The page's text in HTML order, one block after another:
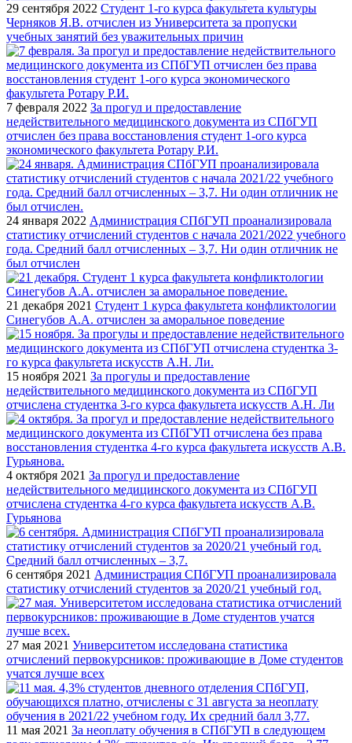
29 сентября 2022 Студент 1-го курса факультета культуры
Черняков Я.В. отчислен из Университета за пропуски
учебных занятий без уважительных причин
7 февраля 2022 За прогул и предоставление
недействительного медицинского документа из СПбГУП
отчислен без права восстановления студент 1-ого курса
экономического факультета Ротару Р.И.
24 января 2022 Администрация СПбГУП проанализировала
статистику отчислений студентов с начала 2021/2022 учебного
года. Средний балл отчисленных – 3,7. Ни один отличник не
был отчислен
21 декабря 2021 Студент 1 курса факультета конфликтологии
Синегубов А.А. отчислен за аморальное поведение
15 ноября 2021 За прогулы и предоставление
недействительного медицинского документа из СПбГУП
отчислена студентка 3-го курса факультета искусств А.Н. Ли
4 октября 2021 За прогул и предоставление
недействительного медицинского документа из СПбГУП
отчислена студентка 4-го курса факультета искусств А.В.
Гурьянова
6 сентября 2021 Администрация СПбГУП проанализировала
статистику отчислений студентов за 2020/21 учебный год.
27 мая 2021 Университетом исследована статистика
отчислений первокурсников: проживающие в Доме студентов
учатся лучше всех
11 мая 2021 За неоплату обучения в СПбГУП в следующем